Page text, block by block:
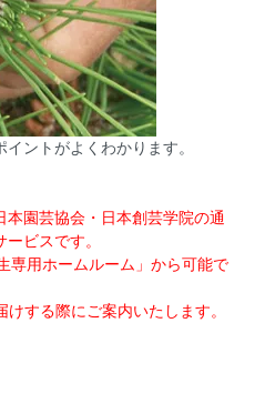
ントがよくわかります。
園芸協会・日本創芸学院の通
ビスです。
専用ホームルーム」から可能で
する際にご案内いたします。